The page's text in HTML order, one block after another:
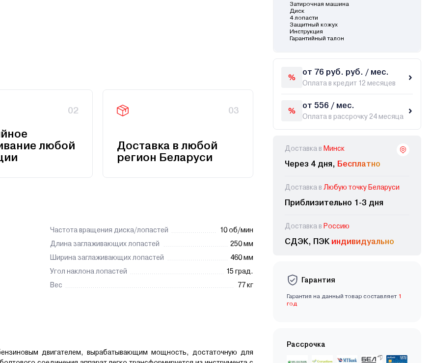
02
любой
03
Доставка в любой
регион Беларуси
Частота вращения диска/лопастей
10 об/мин
Длина заглаживающих лопастей
250 мм
Ширина заглаживающих лопастей
460 мм
Угол наклона лопастей
15 град.
Вес
77 кг
двигателем, вырабатывающим мощность, достаточную для
Затирочная машина
Диск
4 лопасти
Защитный кожух
Инструкция
Гарантийный талон
от 76 руб. руб. / мес.
Оплата в кредит 12 месяцев
от 556 / мес.
Оплата в рассрочку 24 месяца
Доставка в Минск
Через 4 дня, Бесплатно
Доставка в Любую точку Беларуси
Приблизительно 1-3 дня
Доставка в Россию
СДЭК, ПЭК индивидуально
Гарантия
Гарантия на данный товар составляет 1
год
Рассрочка